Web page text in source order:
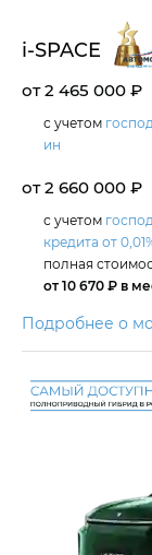
i‑SPACE
от 2 465 000 ₽
с учетом
ин
от 2 660 000 ₽
с учетом
кредита от
полная
от 10 670 ₽ в
Подробнее о